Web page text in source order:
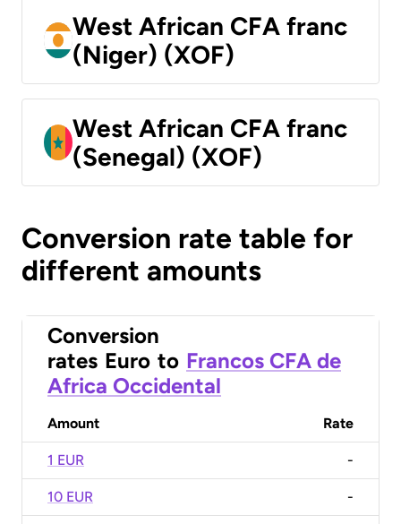
West African CFA franc
(Niger) (XOF)
West African CFA franc
(Senegal) (XOF)
Conversion rate table for
different amounts
Conversion
rates Euro to Francos CFA de
Africa Occidental
Amount Rate
1 EUR -
10 EUR -